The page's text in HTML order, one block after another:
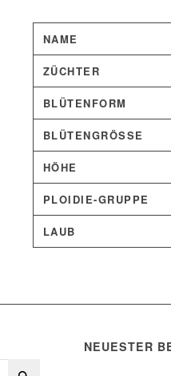
NAME
ZÜCHTER
BLÜTENFORM
BLÜTENGRÖSSE
HÖHE
PLOIDIE-GRUPPE
LAUB
NEUESTER